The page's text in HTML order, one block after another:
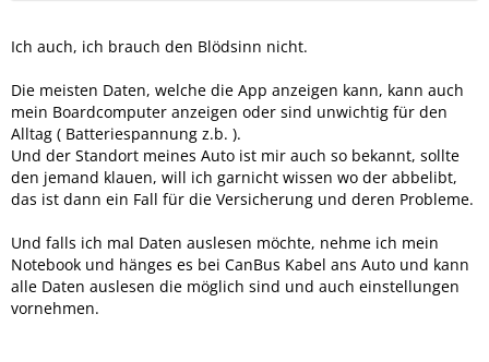
Ich auch, ich brauch den Blödsinn nicht.
Die meisten Daten, welche die App anzeigen kann, kann auch
mein Boardcomputer anzeigen oder sind unwichtig für den
Alltag ( Batteriespannung z.b. ).
Und der Standort meines Auto ist mir auch so bekannt, sollte
den jemand klauen, will ich garnicht wissen wo der abbelibt,
das ist dann ein Fall für die Versicherung und deren Probleme.
Und falls ich mal Daten auslesen möchte, nehme ich mein
Notebook und hänges es bei CanBus Kabel ans Auto und kann
alle Daten auslesen die möglich sind und auch einstellungen
vornehmen.